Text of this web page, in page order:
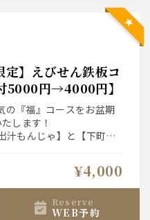
定】えびせん鉄板コ
5000円→4000円】
の『福』コースをお盆期
します！
もんじゃ】と【下町明
¥4,000
reserve
WEB予約